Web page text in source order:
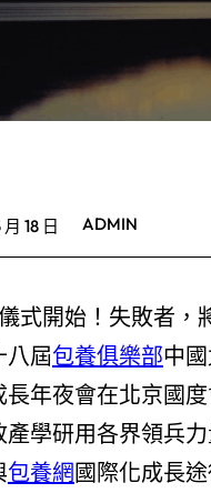
18 日 ADMIN
式開始！失敗者，
八屆包養俱樂部中
長年夜會在北京國
產學研用各界領兵
包養網國際化成長